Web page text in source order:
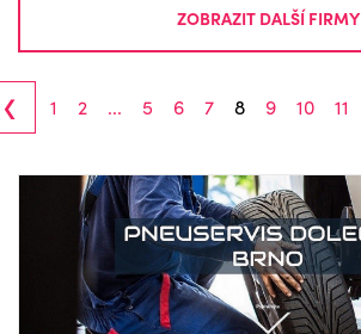
ZOBRAZIT DALŠÍ FIRMY
‹ 1 2 ... 5 6 7 8 9 10 11